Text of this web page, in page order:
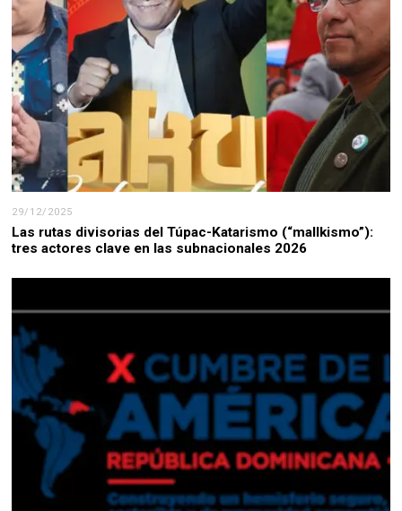
29/12/2025
Las rutas divisorias del Túpac-Katarismo (“mallkismo”):
tres actores clave en las subnacionales 2026